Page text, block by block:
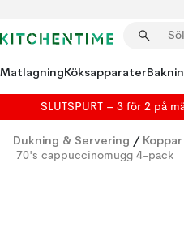
MatlagningKöksapparater
SLUTSPURT – 3 för 2 på
Dukning & Servering /
70's cappuccinomugg 4-pack